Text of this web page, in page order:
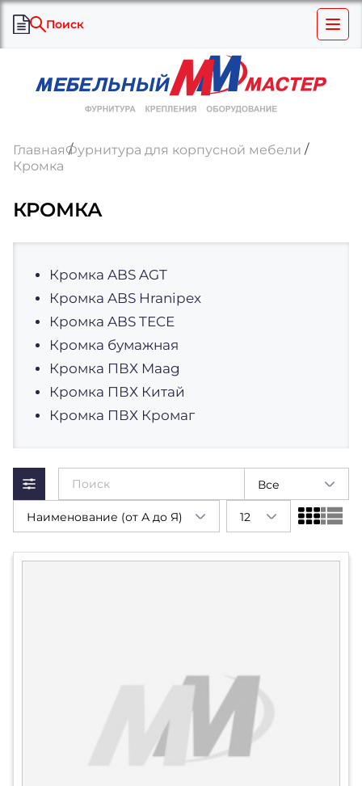
Поиск
ГлавнаяФурнитура для корпусной мебели
Кромка
КРОМКА
Кромка ABS AGT
Кромка ABS Hranipex
Кромка ABS TECE
Кромка бумажная
Кромка ПВХ Maag
Кромка ПВХ Китай
Кромка ПВХ Кромаг
Все
Наименование (от А до Я) 12